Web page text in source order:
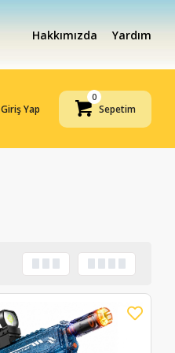
Hakkımızda Yardım
Giriş Yap
0
Sepetim